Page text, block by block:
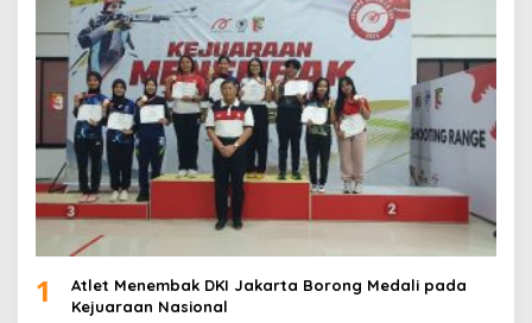
1
Atlet Menembak DKI Jakarta Borong Medali pada
Kejuaraan Nasional